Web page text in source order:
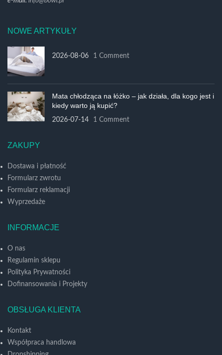
NOWE ARTYKUŁY
2026-08-06 1 Comment
Mata chłodząca na łóżko – jak działa, dla kogo jest i
kiedy warto ją kupić?
2026-07-14 1 Comment
ZAKUPY
Dostawa i płatność
Formularz zwrotu
Formularz reklamacji
Wyprzedaże
INFORMACJE
O nas
Regulamin sklepu
Polityka Prywatności
Dofinansowania i Projekty
OBSŁUGA KLIENTA
Kontakt
Współpraca handlowa